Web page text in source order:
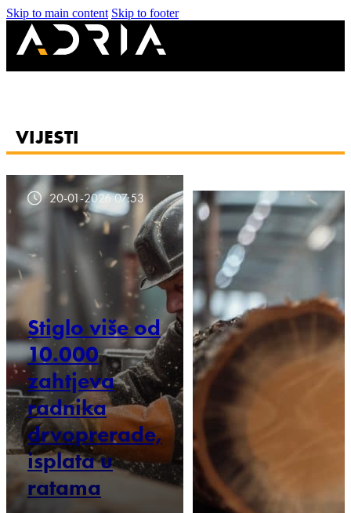
Skip to main content Skip to footer
VIJESTI
20-01-2026 07:53
Stiglo više od
10.000
zahtjeva
radnika
drvoprerade,
isplata u
ratama